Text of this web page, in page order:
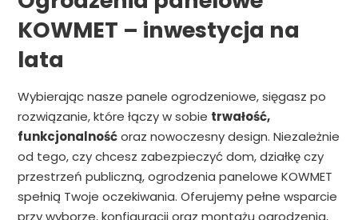
KOWMET – inwestycja na
lata
Wybierając nasze panele ogrodzeniowe, sięgasz po
rozwiązanie, które łączy w sobie trwałość,
funkcjonalnośćoraz nowoczesny design. Niezależnie
od tego, czy chcesz zabezpieczyć dom, działkę czy
przestrzeń publiczną, ogrodzenia panelowe KOWMET
spełnią Twoje oczekiwania. Oferujemy pełne wsparcie
przy wyborze, konfiguracji oraz montażu ogrodzenia,